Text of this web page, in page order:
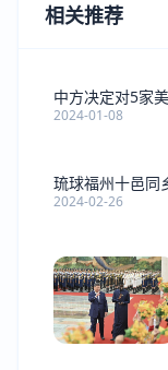
相关推荐
中方决定对5家
2024-01-08
琉球福州十邑同
2024-02-26